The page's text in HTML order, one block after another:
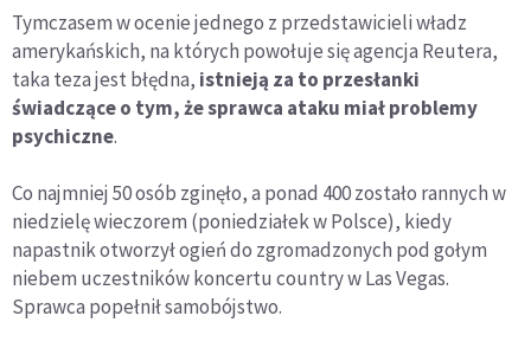
Tymczasem w ocenie jednego z przedstawicieli władz
amerykańskich, na których powołuje się agencja Reutera,
taka teza jest błędna, istnieją za to przesłanki
świadczące o tym, że sprawca ataku miał problemy
psychiczne.
Co najmniej 50 osób zginęło, a ponad 400 zostało rannych w
niedzielę wieczorem (poniedziałek w Polsce), kiedy
napastnik otworzył ogień do zgromadzonych pod gołym
niebem uczestników koncertu country w Las Vegas.
Sprawca popełnił samobójstwo.